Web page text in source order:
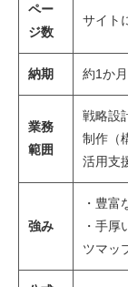
ペー
ジ数
サイト
納期 約1か月
業務
範囲
戦略設
制作（
活用支
強み
・豊富
・手
ツマッ